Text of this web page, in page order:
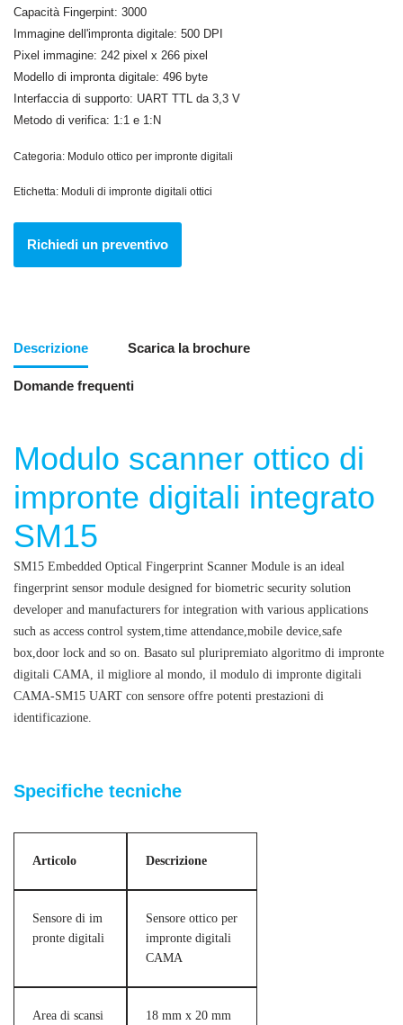
Capacità Fingerpint: 3000
Immagine dell'impronta digitale: 500 DPI
Pixel immagine: 242 pixel x 266 pixel
Modello di impronta digitale: 496 byte
Interfaccia di supporto: UART TTL da 3,3 V
Metodo di verifica: 1:1 e 1:N
Categoria: Modulo ottico per impronte digitali
Etichetta: Moduli di impronte digitali ottici
Richiedi un preventivo
Descrizione Scarica la brochure
Domande frequenti
Modulo scanner ottico di
impronte digitali integrato
SM15
SM15 Embedded Optical Fingerprint Scanner Module is an ideal
fingerprint sensor module designed for biometric security solution
developer and manufacturers for integration with various applications
such as access control system,time attendance,mobile device,safe
box,door lock and so on. Basato sul pluripremiato algoritmo di impronte
digitali CAMA, il migliore al mondo, il modulo di impronte digitali
CAMA-SM15 UART con sensore offre potenti prestazioni di
identificazione.
Specifiche tecniche
Articolo Descrizione
Sensore di im
pronte digitali
Sensore ottico per
impronte digitali
CAMA
Area di scansi
18 mm x 20 mm